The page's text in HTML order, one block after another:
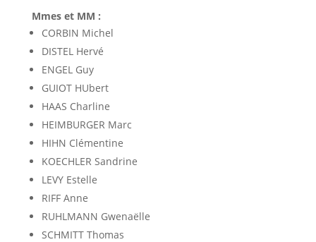
Mmes et MM :
CORBIN Michel
DISTEL Hervé
ENGEL Guy
GUIOT HUbert
HAAS Charline
HEIMBURGER Marc
HIHN Clémentine
KOECHLER Sandrine
LEVY Estelle
RIFF Anne
RUHLMANN Gwenaëlle
SCHMITT Thomas